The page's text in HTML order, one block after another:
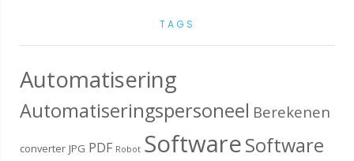
TAGS
Automatisering
Automatiseringspersoneel Berekenen
converter JPG PDF Robot SoftwareSoftware